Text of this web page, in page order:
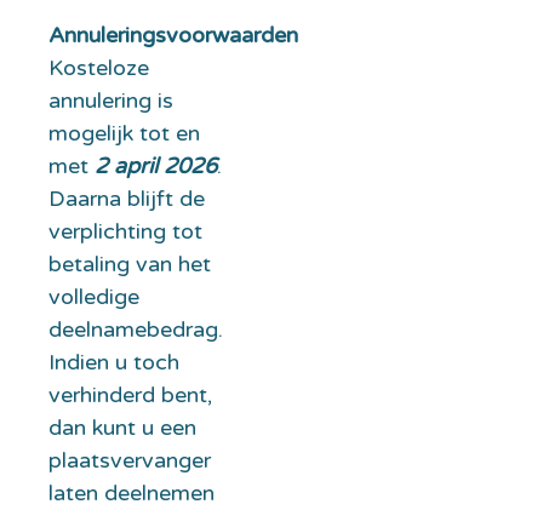
Annuleringsvoorwaarden
Kosteloze
annulering is
mogelijk tot en
met 2 april 2026.
Daarna blijft de
verplichting tot
betaling van het
volledige
deelnamebedrag.
Indien u toch
verhinderd bent,
dan kunt u een
plaatsvervanger
laten deelnemen